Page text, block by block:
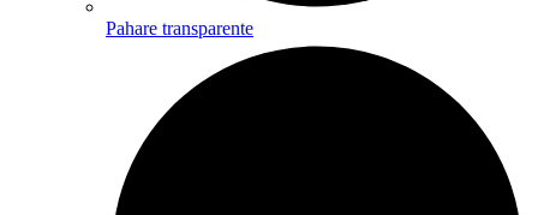
Pahare transparente